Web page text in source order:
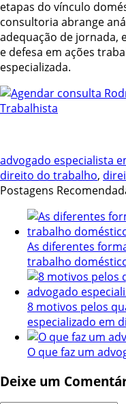
etapas do vínculo
consultoria abrange
adequação de jornada,
e defesa em ações
especializada.
advogado especialista
direito do trabalho,
Postagens
As diferentes
trabalho
8 motivos pelos
especializado em
O que faz um
Deixe um